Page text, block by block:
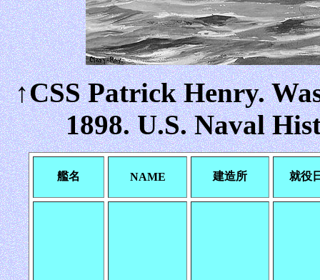
↑CSS Patrick Henry.
1898. U.S. Naval
艦名 NAME 建造所 就役